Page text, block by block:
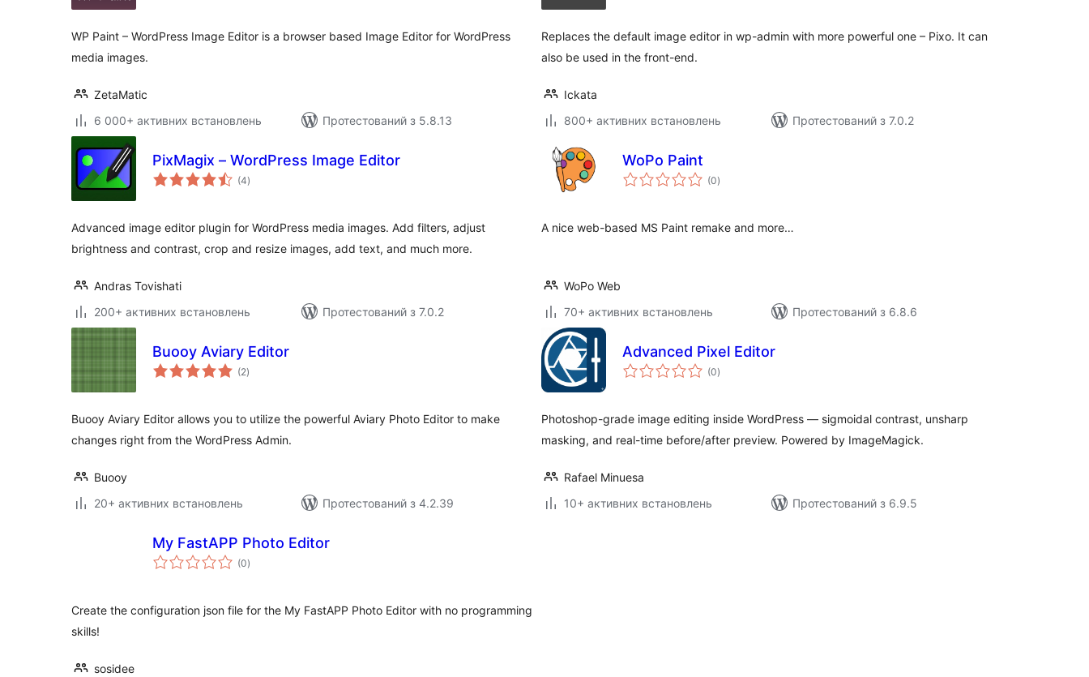
WP Paint – WordPress Image Editor is a browser based Image Editor for WordPress
media images.
ZetaMatic
6 000+ активних встановлень
Протестований з 5.8.13
Replaces the default image editor in wp-admin with more powerful one – Pixo. It can
also be used in the front-end.
Ickata
800+ активних встановлень
Протестований з 7.0.2
PixMagix – WordPress Image Editor
(4загальний
рейтинг
)
Advanced image editor plugin for WordPress media images. Add filters, adjust
brightness and contrast, crop and resize images, add text, and much more.
Andras Tovishati
200+ активних встановлень
Протестований з 7.0.2
WoPo Paint
(0загальний
рейтинг
)
A nice web-based MS Paint remake and more…
WoPo Web
70+ активних встановлень
Протестований з 6.8.6
Buooy Aviary Editor
(2загальний
рейтинг
)
Buooy Aviary Editor allows you to utilize the powerful Aviary Photo Editor to make
changes right from the WordPress Admin.
Buooy
20+ активних встановлень
Протестований з 4.2.39
Advanced Pixel Editor
(0загальний
рейтинг
)
Photoshop-grade image editing inside WordPress — sigmoidal contrast, unsharp
masking, and real-time before/after preview. Powered by ImageMagick.
Rafael Minuesa
10+ активних встановлень
Протестований з 6.9.5
My FastAPP Photo Editor
(0загальний
рейтинг
)
Create the configuration json file for the My FastAPP Photo Editor with no programming
skills!
sosidee